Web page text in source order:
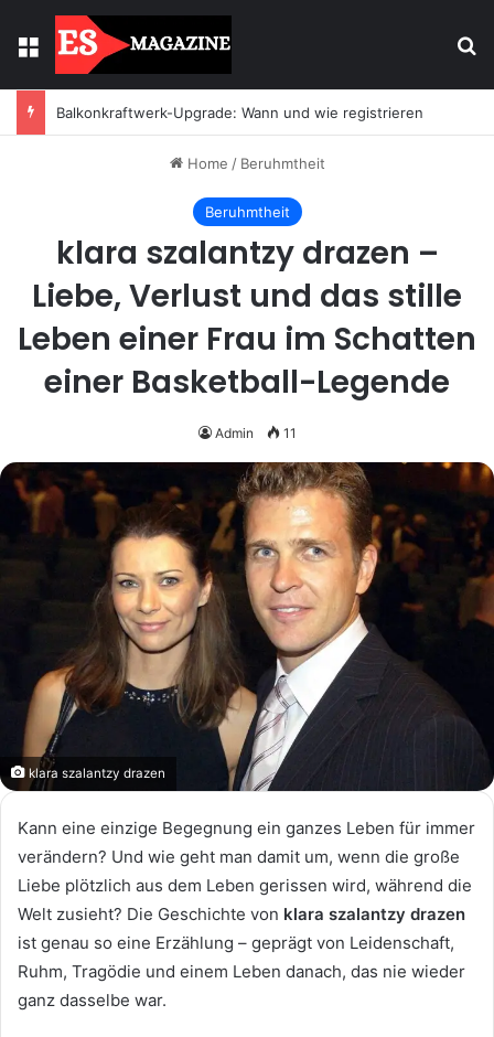
Menu
Balkonkraftwerk-Upgrade: Wann und wie registrieren
Home / Beruhmtheit
Beruhmtheit
klara szalantzy drazen –
Liebe, Verlust und das stille
Leben einer Frau im Schatten
einer Basketball-Legende
Admin 11
klara szalantzy drazen
Kann eine einzige Begegnung ein ganzes Leben für immer
verändern? Und wie geht man damit um, wenn die große
Liebe plötzlich aus dem Leben gerissen wird, während die
Welt zusieht? Die Geschichte von klara szalantzy drazen
ist genau so eine Erzählung – geprägt von Leidenschaft,
Ruhm, Tragödie und einem Leben danach, das nie wieder
ganz dasselbe war.